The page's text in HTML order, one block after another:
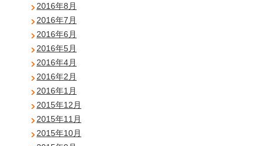
2016年8月
2016年7月
2016年6月
2016年5月
2016年4月
2016年2月
2016年1月
2015年12月
2015年11月
2015年10月